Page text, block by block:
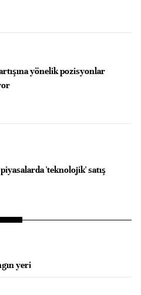
yönelik pozisyonlar
'teknolojik' satış
yeri